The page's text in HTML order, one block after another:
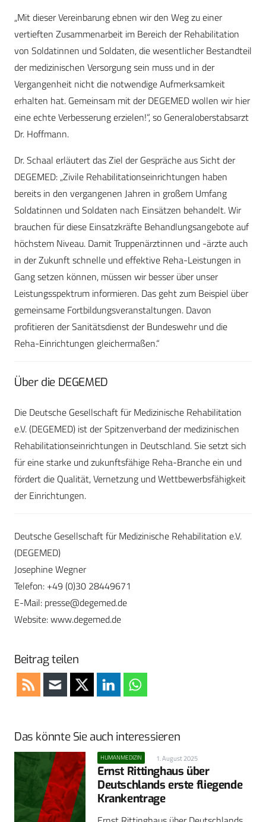
„Mit dieser Vereinbarung ebnen wir den Weg zu einer
vertieften Zusammenarbeit im Bereich der Rehabilitation
von Soldatinnen und Soldaten, die wesentlicher Bestandteil
der medizinischen Versorgung sein muss und in der
Vergangenheit nicht die notwendige Aufmerksamkeit
erhalten hat. Gemeinsam mit der DEGEMED wollen wir hier
eine echte Verbesserung erzielen!“, so Generaloberstabsarzt
Dr. Hoffmann.
Dr. Schaal erläutert das Ziel der Gespräche aus Sicht der
DEGEMED: „Zivile Rehabilitationseinrichtungen haben
bereits in den vergangenen Jahren in großem Umfang
Soldatinnen und Soldaten nach Einsätzen behandelt. Wir
brauchen für diese Einsatzkräfte Behandlungsangebote auf
höchstem Niveau. Damit Truppenärztinnen und -ärzte auch
in der Zukunft schnelle und effektive Reha-Leistungen in
Gang setzen können, müssen wir besser über unser
Leistungsspektrum informieren. Das geht zum Beispiel über
gemeinsame Fortbildungsveranstaltungen. Davon
profitieren der Sanitätsdienst der Bundeswehr und die
Reha-Einrichtungen gleichermaßen.“
Über die DEGEMED
Die Deutsche Gesellschaft für Medizinische Rehabilitation
e.V. (DEGEMED) ist der Spitzenverband der medizinischen
Rehabilitationseinrichtungen in Deutschland. Sie setzt sich
für eine starke und zukunftsfähige Reha-Branche ein und
fördert die Qualität, Vernetzung und Wettbewerbsfähigkeit
der Einrichtungen.
Deutsche Gesellschaft für Medizinische Rehabilitation e.V.
(DEGEMED)
Josephine Wegner
Telefon: +49 (0)30 28449671
E-Mail: presse@degemed.de
Website: www.degemed.de
Beitrag teilen
Das könnte Sie auch interessieren
HUMANMEDIZIN 1. August 2025
Ernst Rittinghaus über
Deutschlands erste fliegende
Krankentrage